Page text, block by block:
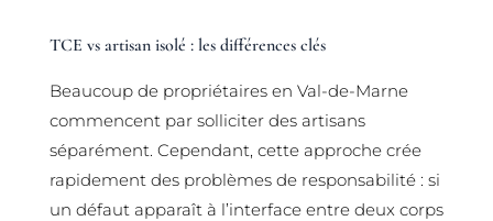
TCE vs artisan isolé : les différences clés
Beaucoup de propriétaires en Val-de-Marne
commencent par solliciter des artisans
séparément. Cependant, cette approche crée
rapidement des problèmes de responsabilité : si
un défaut apparaît à l’interface entre deux corps